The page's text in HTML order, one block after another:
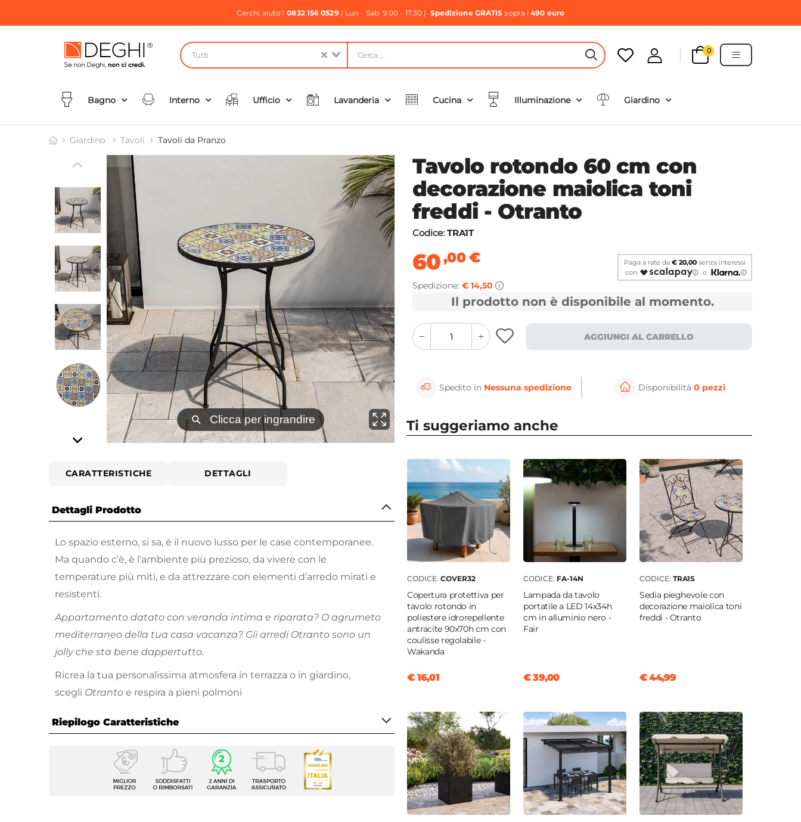
Cerchi aiuto?0832 156 0529| Lun - Sab: 9.00 - 17.30 | Spedizione GRATIS sopra i490 euro
Tutti HEADER SEARCH BUTTON
0
Bagno Interno Ufficio Lavanderia Cucina Illuminazione Giardino
Giardino Tavoli Tavoli da Pranzo
⚲ Clicca per ingrandire ⚲ Clicca per ingrandire
CARATTERISTICHE DETTAGLI
Dettagli Prodotto
Lo spazio esterno, si sa, è il nuovo lusso per le case contemporanee.
Ma quando c’è, è l’ambiente più prezioso, da vivere con le
temperature più miti, e da attrezzare con elementi d’arredo mirati e
resistenti.
Appartamento datato con veranda intima e riparata? O agrumeto
mediterraneo della tua casa vacanza? Gli arredi Otranto sono un
jolly che sta bene dappertutto.
Ricrea la tua personalissima atmosfera in terrazza o in giardino,
scegli Otranto e respira a pieni polmoni
Riepilogo Caratteristiche
Caratteristiche
Tavolo fisso
Otranto
Tavolo rotondo 60 cm con
decorazione maiolica toni
freddi - Otranto
Codice: TRA1T
60,00€
Spedizione: € 14,50
Paga a rate da€ 20,00 senza interessi
con
o
Il prodotto non è disponibile al momento.
quantity
button
quantity
minus
button
AGGIUNGI AL CARRELLO
Spedito in Nessuna spedizione Disponibilità 0 pezzi
Ti suggeriamo anche
CODICE: COVER32
Copertura protettiva per
tavolo rotondo in
poliestere idrorepellente
antracite 90x70h cm con
coulisse regolabile -
Wakanda
€ 16,01
CODICE: FA-14N
Lampada da tavolo
portatile a LED 14x34h
cm in alluminio nero -
Fair
€ 39,00
CODICE: TRA1S
Sedia pieghevole con
decorazione maiolica toni
freddi - Otranto
€ 44,99